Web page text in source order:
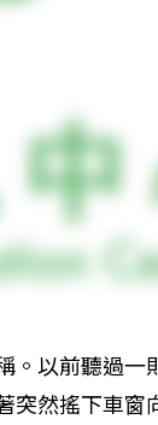
。以前聽過一
然搖下車窗